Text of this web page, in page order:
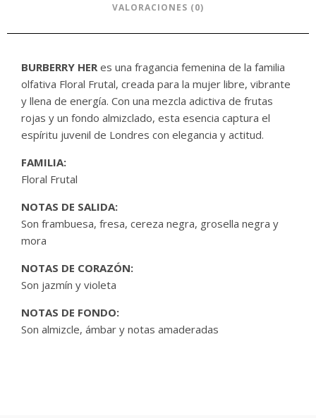
VALORACIONES (0)
BURBERRY HER es una fragancia femenina de la familia
olfativa Floral Frutal, creada para la mujer libre, vibrante
y llena de energía. Con una mezcla adictiva de frutas
rojas y un fondo almizclado, esta esencia captura el
espíritu juvenil de Londres con elegancia y actitud.
FAMILIA:
Floral Frutal
NOTAS DE SALIDA:
Son frambuesa, fresa, cereza negra, grosella negra y
mora
NOTAS DE CORAZÓN:
Son jazmín y violeta
NOTAS DE FONDO:
Son almizcle, ámbar y notas amaderadas